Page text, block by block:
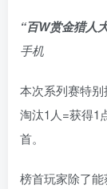
“百W赏金猎人
手机
本次系列赛特别
淘汰1人=获得1
首。
榜首玩家除了能